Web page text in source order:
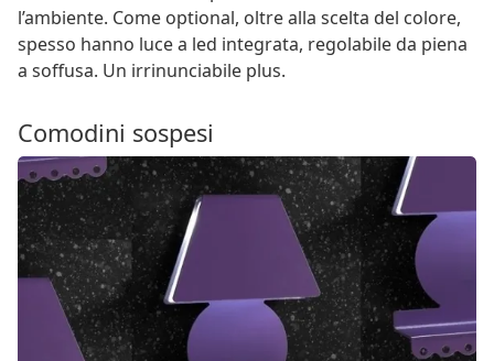
l’ambiente. Come optional, oltre alla scelta del colore,
spesso hanno luce a led integrata, regolabile da piena
a soffusa. Un irrinunciabile plus.
Comodini sospesi